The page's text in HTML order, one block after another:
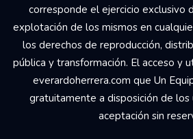
corresponde el ejercicio exclusivo
explotación de los mismos en
los derechos de reproducción,
pública y transformación. El acceso y
everardoherrera.com que Un
gratuitamente a disposición de los
aceptación sin